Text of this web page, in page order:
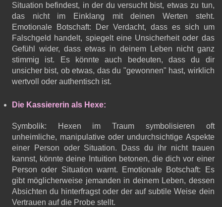
Situation befindest, in der du versucht bist, etwas zu tun,
das nicht im Einklang mit deinen Werten steht.
Emotionale Botschaft: Der Verdacht, dass es sich um
Falschgeld handelt, spiegelt eine Unsicherheit oder das
Gefühl wider, dass etwas in deinem Leben nicht ganz
stimmig ist. Es könnte auch bedeuten, dass du dir
unsicher bist, ob etwas, das du "gewonnen" hast, wirklich
wertvoll oder authentisch ist.
Die Kassiererin als Hexe:
Symbolik: Hexen im Traum symbolisieren oft
unheimliche, manipulative oder undurchsichtige Aspekte
einer Person oder Situation. Dass du ihr nicht trauen
kannst, könnte deine Intuition betonen, die dich vor einer
Person oder Situation warnt. Emotionale Botschaft: Es
gibt möglicherweise jemanden in deinem Leben, dessen
Absichten du hinterfragst oder der auf subtile Weise dein
Vertrauen auf die Probe stellt.